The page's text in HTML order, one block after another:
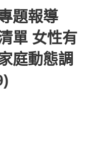
題報導
單 女性有
庭動態調